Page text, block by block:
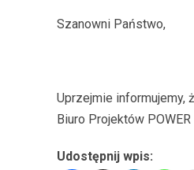
Szanowni Państwo,
Uprzejmie informujemy,
Biuro Projektów
Udostępnij wpis: